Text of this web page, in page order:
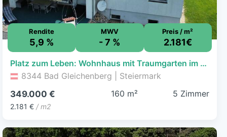
Rendite
5,9 %
MWV
- 7 %
Preis / m²
2.181€
Platz zum Leben: Wohnhaus mit Traumgarten im steirischen Thermenland
8344 Bad Gleichenberg | Steiermark
349.000 €
2.181 € / m2
160 m² 5 Zimmer